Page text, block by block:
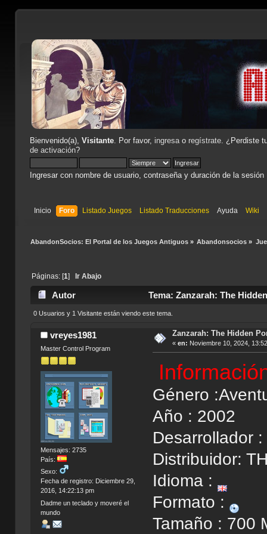
Bienvenido(a), Visitante. Por favor, ingresao regístrate. ¿Perdiste
de activación?
Ingresar con nombre de usuario, contraseña y duración de la sesión
Inicio Foro Listado Juegos Listado Traducciones Ayuda Wiki
AbandonSocios: El Portal de los Juegos Antiguos» Abandonsocios »
Páginas: [1] Ir Abajo
Autor Tema: Zanzarah: The
0 Usuarios y 1 Visitante están viendo este tema.
vreyes1981
Master Control Program
Mensajes: 2735
País:
Sexo:
Fecha de registro: Diciembre 29,
2016, 14:22:13 pm
Dadme un teclado y moveré el
mundo
Zanzarah: The Hidden
« en: Noviembre 10, 2024,
Género
Año : 2002
Desarrollador
Distribuidor:
Idioma :
Formato :
Tamaño : 700